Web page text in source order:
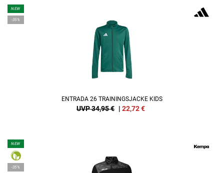
NEW
-35%
ENTRADA 26 TRAININGSJACKE KIDS
UVP 34,95 € | 22,72€
NEW
-35%